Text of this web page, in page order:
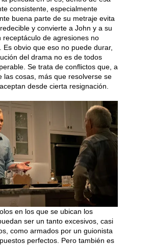
consistente, especialmente
buena parte de su metraje evita
y convierte a John y a su
receptáculo de agresiones no
Es obvio que eso no puede durar,
del drama no es de todos
Se trata de conflictos que, a
las cosas, más que resolverse se
desde cierta resignación.
en los que se ubican los
ser un tanto excesivos, casi
como armados por un guionista
perfectos. Pero también es